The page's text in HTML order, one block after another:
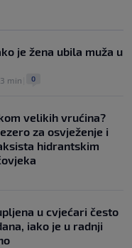
je žena ubila muža u
min 0
velikih vrućina?
za osvježenje i
hidrantskim
u cvjećari često
iako je u radnji